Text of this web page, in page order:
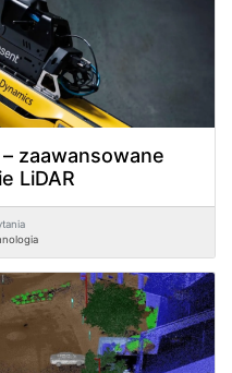
zaawansowane
LiDAR